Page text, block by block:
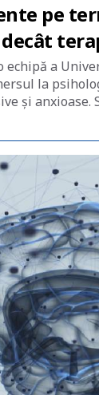
pe
a
la
și anxioase.